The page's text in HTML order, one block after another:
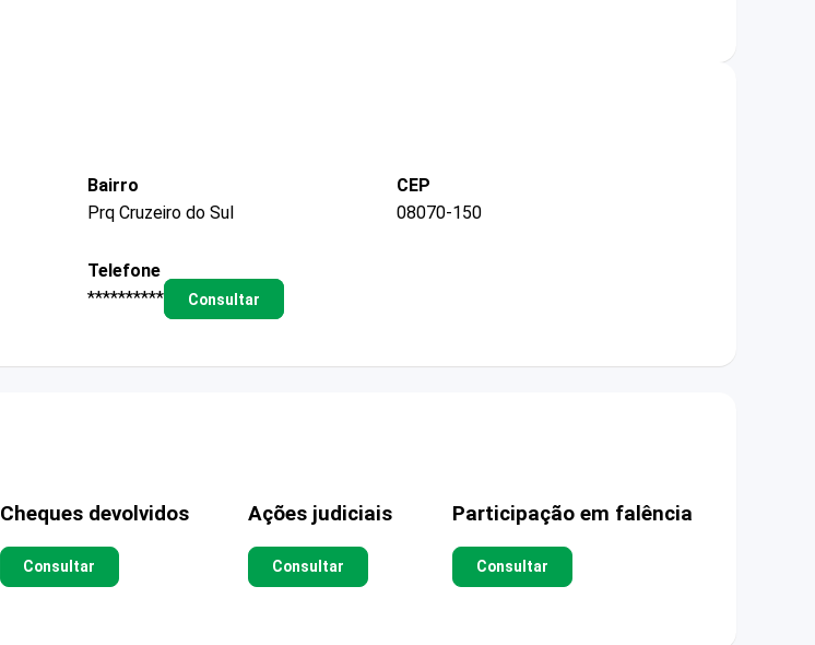
Bairro
Prq Cruzeiro do Sul
CEP
08070-150
Telefone
**********
Consultar
Cheques devolvidos
Consultar
Ações judiciais
Consultar
Participação em falência
Consultar